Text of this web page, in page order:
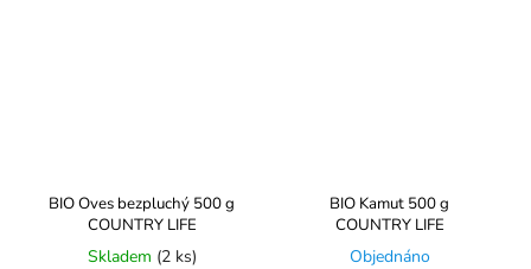
BIO Oves bezpluchý 500 g
COUNTRY LIFE
Skladem (2 ks)
BIO Kamut 500 g
COUNTRY LIFE
Objednáno